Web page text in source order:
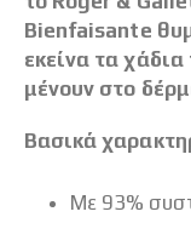
Bienfaisante
εκείνα τα
μένουν στο
Βασικά
Με 93%